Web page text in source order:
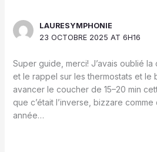
LAURESYMPHONIE
23 OCTOBRE 2025 AT 6H16
Super guide, merci! J’avais oublié
et le rappel sur les thermostats et le
avancer le coucher de 15–20 min
que c’était l’inverse, bizzare
année…